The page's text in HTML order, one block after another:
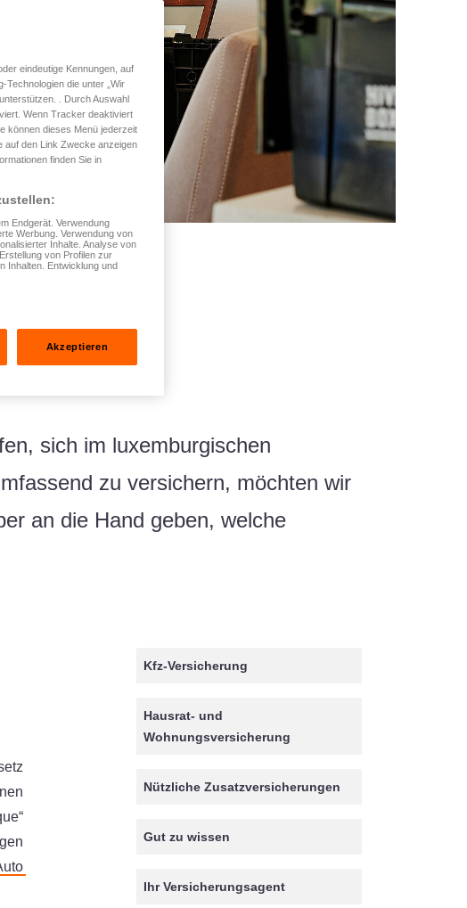
sich im luxemburgischen
zu versichern, möchten wir
an die Hand geben, welche
Kfz-Versicherung
Hausrat- und
Wohnungsversicherung
Nützliche Zusatzversicherungen
Gut zu wissen
Ihr Versicherungsagent
eindeutige Kennungen, auf
Technologien die unter „Wir
. Durch Auswahl
Wenn Tracker deaktiviert
können dieses Menü jederzeit
auf den Link Zwecke anzeigen
finden Sie in
Endgerät. Verwendung
Werbung. Verwendung von
Inhalte. Analyse von
von Profilen zur
Inhalten. Entwicklung und
Akzeptieren